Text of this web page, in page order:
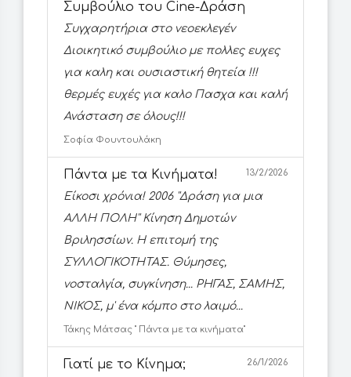
Συμβούλιο του Cine-Δράση
Συγχαρητήρια στο νεοεκλεγέν
Διοικητικό συμβούλιο με πολλες ευχες
για καλη και ουσιαστική θητεία !!!
θερμές ευχές για καλο Πασχα και καλή
Ανάσταση σε όλους!!!
Σοφία Φουντουλάκη
Πάντα με τα Κινήματα! 13/2/2026
Είκοσι χρόνια! 2006 ''Δράση για μια
ΑΛΛΗ ΠΟΛΗ'' Κίνηση Δημοτών
Βριλησσίων. Η επιτομή της
ΣΥΛΛΟΓΙΚΟΤΗΤΑΣ. Θύμησες,
νοσταλγία, συγκίνηση... ΡΗΓΑΣ, ΣΑΜΗΣ,
ΝΙΚΟΣ, μ' ένα κόμπο στο λαιμό...
Τάκης Μάτσας '' Πάντα με τα κινήματα''
Γιατί με το Κίνημα; 26/1/2026